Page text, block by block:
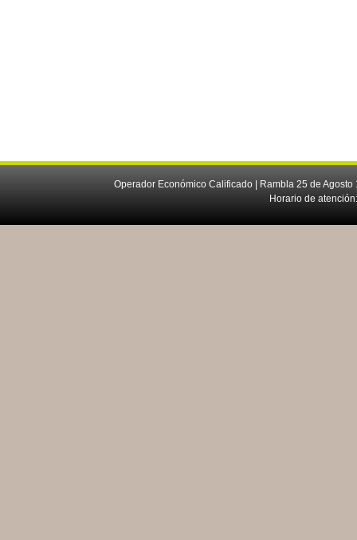
Operador Económico Calificado | Rambla 25 de
Horario de